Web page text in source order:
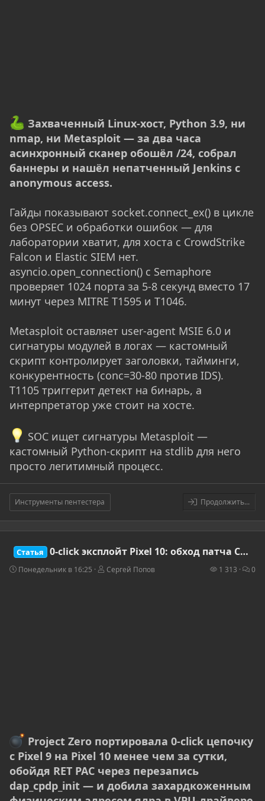
Захваченный Linux-хост, Python 3.9, ни
nmap, ни Metasploit — за два часа
асинхронный сканер обошёл /24, собрал
баннеры и нашёл непатченный Jenkins с
anonymous access.
Гайды показывают socket.connect_ex() в цикле
без OPSEC и обработки ошибок — для
лаборатории хватит, для хоста с CrowdStrike
Falcon и Elastic SIEM нет.
asyncio.open_connection() с Semaphore
проверяет 1024 порта за 5-8 секунд вместо 17
минут через MITRE T1595 и T1046.
Metasploit оставляет user-agent MSIE 6.0 и
сигнатуры модулей в логах — кастомный
скрипт контролирует заголовки, тайминги,
конкурентность (conc=30-80 против IDS).
T1105 триггерит детект на бинарь, а
интерпретатор уже стоит на хосте.
SOC ищет сигнатуры Metasploit —
кастомный Python-скрипт на stdlib для него
просто легитимный процесс.
Инструменты пентестера Продолжить...
Статья 0-click эксплойт Pixel 10: обход патча CVE-2025-54957 и новый вектор через VPU-драйвер
Понедельник в 16:25 Сергей Попов 1 313 0
Project Zero портировала 0-click цепочку
с Pixel 9 на Pixel 10 менее чем за сутки,
обойдя RET PAC через перезапись
dap_cpdp_init — и добила захардкоженным